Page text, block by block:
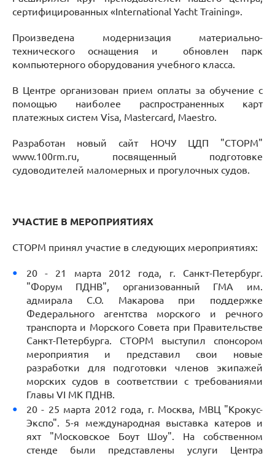
сертифицированных «International Yacht Training».
Произведена модернизация материально-
технического оснащения и обновлен парк
компьютерного оборудования учебного класса.
В Центре организован прием оплаты за обучение с
помощью наиболее распространенных карт
платежных систем Visa, Mastercard, Maestro.
Разработан новый сайт НОЧУ ЦДП "СТОРМ"
www.100rm.ru, посвященный подготовке
судоводителей маломерных и прогулочных судов.
УЧАСТИЕ В МЕРОПРИЯТИЯХ
СТОРМ принял участие в следующих мероприятиях:
20 - 21 марта 2012 года, г. Санкт-Петербург.
"Форум ПДНВ", организованный ГМА им.
адмирала С.О. Макарова при поддержке
Федерального агентства морского и речного
транспорта и Морского Совета при Правительстве
Санкт-Петербурга. СТОРМ выступил спонсором
мероприятия и представил свои новые
разработки для подготовки членов экипажей
морских судов в соответствии с требованиями
Главы VI МК ПДНВ.
20 - 25 марта 2012 года, г. Москва, МВЦ "Крокус-
Экспо". 5-я международная выставка катеров и
яхт "Московское Боут Шоу". На собственном
стенде были представлены услуги Центра